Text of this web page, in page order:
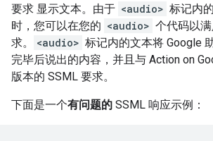
要求 显示文本。由于 <audio> 标记内
时，您可以在您的 <audio> 个代码以
求。
<audio> 标记内的文本将 Google
完毕后说出的内容，并且与 Action on
版本的 SSML 要求。
下面是一个有问题的 SSML 响应示例：